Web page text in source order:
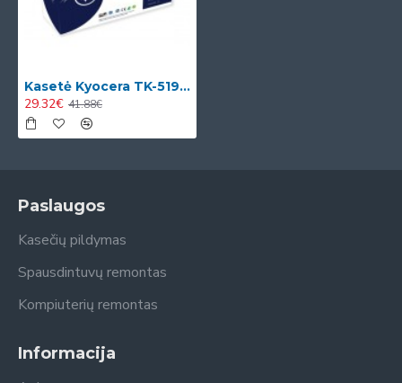
Kasetė Kyocera TK-5195 C
29.32€ 41.88€
Paslaugos
Kasečių pildymas
Spausdintuvų remontas
Kompiuterių remontas
Informacija